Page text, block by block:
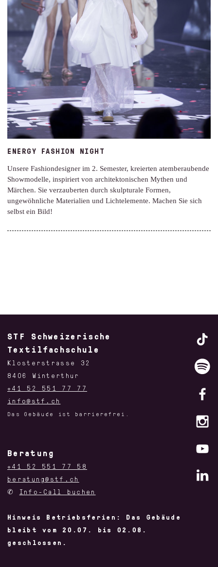
ENERGY FASHION NIGHT
Unsere Fashiondesigner im 2. Semester, kreierten atemberaubende
Showmodelle, inspiriert von architektonischen Mythen und
Märchen. Sie verzauberten durch skulpturale Formen,
ungewöhnliche Materialien und Lichtelemente. Machen Sie sich
selbst ein Bild!
STF Schweizerische
Textilfachschule
Klosterstrasse 32
8406 Winterthur
+41 52 551 77 77
info@stf.ch
Das Gebäude ist barrierefrei.
Beratung
+41 52 551 77 58
beratung@stf.ch
✆ Info-Call buchen
Hinweis Betriebsferien: Das Gebäude
bleibt vom 20.07. bis 02.08.
geschlossen.